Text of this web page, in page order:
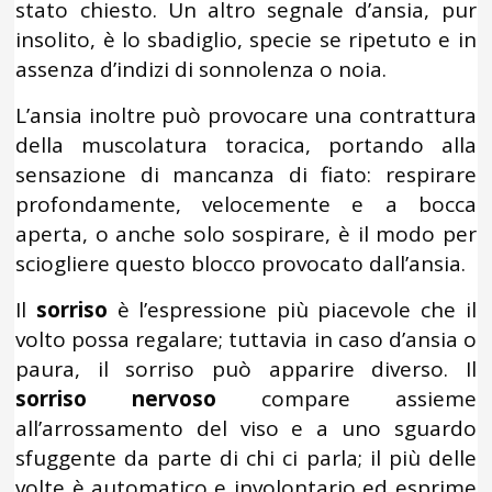
stato chiesto. Un altro segnale d’ansia, pur
insolito, è lo sbadiglio, specie se ripetuto e in
assenza d’indizi di sonnolenza o noia.
L’ansia inoltre può provocare una contrattura
della muscolatura toracica, portando alla
sensazione di mancanza di fiato: respirare
profondamente, velocemente e a bocca
aperta, o anche solo sospirare, è il modo per
sciogliere questo blocco provocato dall’ansia.
Il sorriso è l’espressione più piacevole che il
volto possa regalare; tuttavia in caso d’ansia o
paura, il sorriso può apparire diverso. Il
sorriso nervoso compare assieme
all’arrossamento del viso e a uno sguardo
sfuggente da parte di chi ci parla; il più delle